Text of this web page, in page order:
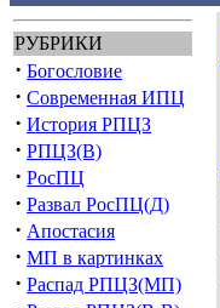
РУБРИКИ
· Богословие
· Современная ИПЦ
· История РПЦЗ
· РПЦЗ(В)
· РосПЦ
· Развал РосПЦ(Д)
· Апостасия
· МП в картинках
· Распад РПЦЗ(МП)